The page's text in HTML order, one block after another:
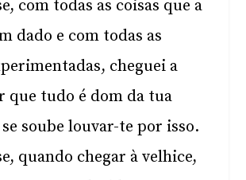
com todas as coisas que a
dado e com todas as
cheguei a
que tudo é dom da tua
soube louvar-te por isso.
quando chegar à velhice,